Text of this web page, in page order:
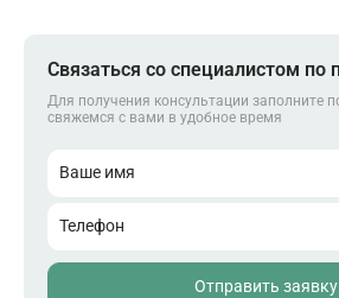
Связаться со специалистом по
Для получения консультации заполните
свяжемся с вами в удобное время
Ваше имя
Телефон
Отправить заявку